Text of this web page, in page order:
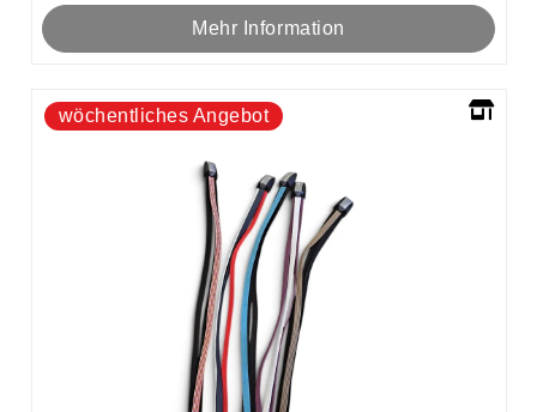
Mehr Information
wöchentliches Angebot